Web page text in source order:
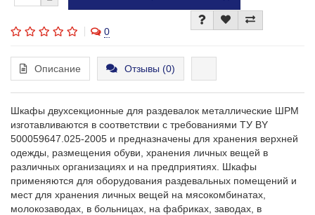
0
Описание Отзывы (0)
Шкафы двухсекционные для раздевалок металлические ШРМ
изготавливаются в соответствии с требованиями ТУ ВY
500059647.025-2005 и предназначены для хранения верхней
одежды, размещения обуви, хранения личных вещей в
различных организациях и на предприятиях. Шкафы
применяются для оборудования раздевальных помещений и
мест для хранения личных вещей на мясокомбинатах,
молокозаводах, в больницах, на фабриках, заводах, в